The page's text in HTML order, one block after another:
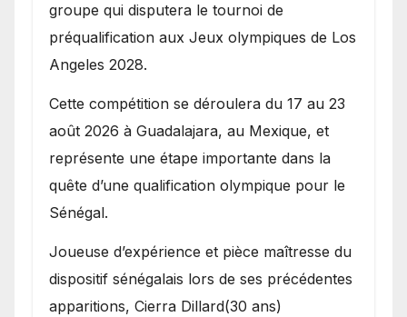
groupe qui disputera le tournoi de
préqualification aux Jeux olympiques de Los
Angeles 2028.
Cette compétition se déroulera du 17 au 23
août 2026 à Guadalajara, au Mexique, et
représente une étape importante dans la
quête d’une qualification olympique pour le
Sénégal.
Joueuse d’expérience et pièce maîtresse du
dispositif sénégalais lors de ses précédentes
apparitions, Cierra Dillard(30 ans)